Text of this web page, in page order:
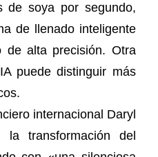
de soya por segundo,
de llenado inteligente
de alta precisión. Otra
puede distinguir más
internacional Daryl
la transformación del